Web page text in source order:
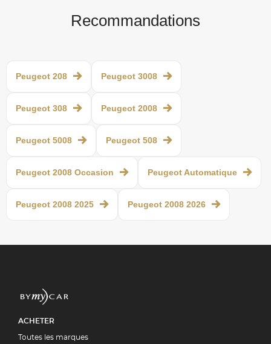
Recommandations
Peugeot 208 Peugeot 3008
Peugeot 308 Peugeot 2008
Peugeot 5008 Peugeot 508
Peugeot 2008 Occasion Peugeot Automatique
Peugeot 2008 2025 Peugeot 2008 2026
ACHETER
Toutes les marques